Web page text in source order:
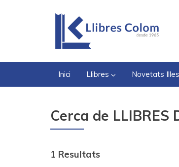
Inici Llibres Novetats
Cerca de LLIBRES
1 Resultats